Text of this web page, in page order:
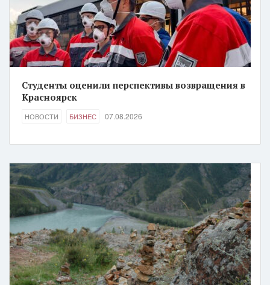
Студенты оценили перспективы возвращения в
Красноярск
НОВОСТИ БИЗНЕС 07.08.2026